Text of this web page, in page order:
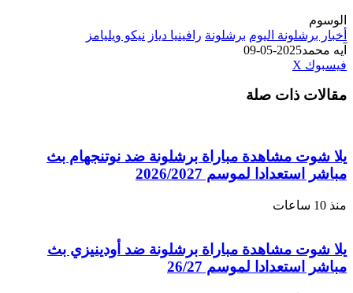
اليوم برشلونة رافينيا دياز نيكو ويليامز
2025-05-09
‫Xلينكدإن
بينتيريست
مشاركة
البريد
طباعة
ذات صلة
مشاهدة مباراة برشلونة ضد نوتنجهام بث
لموسم 2026/2027
مشاهدة مباراة برشلونة ضد أودينيزي بث
لموسم 26/27